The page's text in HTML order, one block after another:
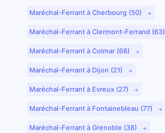
Maréchal-Ferrant à Cherbourg (50)
Maréchal-Ferrant à Clermont-Ferrand (63)
Maréchal-Ferrant à Colmar (68)
Maréchal-Ferrant à Dijon (21)
Maréchal-Ferrant à Evreux (27)
Maréchal-Ferrant à Fontainebleau (77)
Maréchal-Ferrant à Grenoble (38)